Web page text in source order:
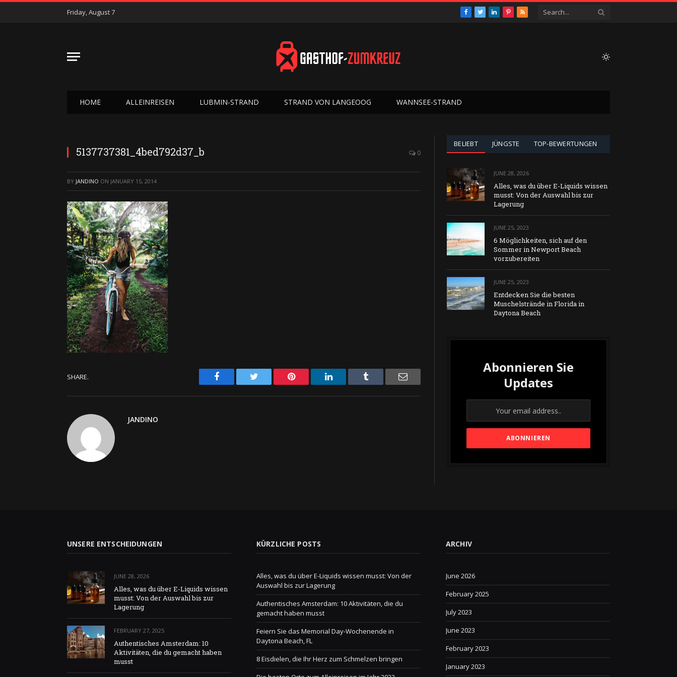
Friday, August 7 Facebook
TwitterLinkedInPinterest
RSS
HOME ALLEINREISEN LUBMIN-STRAND STRAND VON LANGEOOG WANNSEE-STRAND
5137737381_4bed792d37_b 0
BY JANDINO ON JANUARY 15, 2014
SHARE. Facebook Twitter Pinterest LinkedIn Tumblr Email
JANDINO
BELIEBT JÜNGSTE TOP-BEWERTUNGEN
JUNE 28, 2026
Alles, was du über E-Liquids wissen
musst: Von der Auswahl bis zur
Lagerung
JUNE 25, 2023
6 Möglichkeiten, sich auf den
Sommer in Newport Beach
vorzubereiten
JUNE 25, 2023
Entdecken Sie die besten
Muschelstrände in Florida in
Daytona Beach
Abonnieren Sie
Updates
UNSERE ENTSCHEIDUNGEN
JUNE 28, 2026
Alles, was du über E-Liquids wissen
musst: Von der Auswahl bis zur
Lagerung
FEBRUARY 27, 2025
Authentisches Amsterdam: 10
Aktivitäten, die du gemacht haben
musst
KÜRZLICHE POSTS
Alles, was du über E-Liquids wissen musst: Von der
Auswahl bis zur Lagerung
Authentisches Amsterdam: 10 Aktivitäten, die du
gemacht haben musst
Feiern Sie das Memorial Day-Wochenende in
Daytona Beach, FL
8 Eisdielen, die Ihr Herz zum Schmelzen bringen
ARCHIV
June 2026
February 2025
July 2023
June 2023
February 2023
January 2023